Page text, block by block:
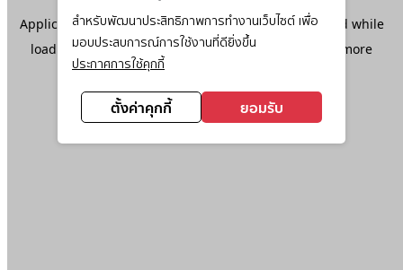
สำหรับพัฒนาประสิทธิภาพการทำงานเว็บไซต์ เพื่อ
มอบประสบการณ์การใช้งานที่ดียิ่งขึ้น
ประกาศการใช้คุกกี้
ตั้งค่าคุกกี้ ยอมรับ
Application error: aclient-side exception has occurred while
loadingwww.ktc.co.th(see the browser console
for more
information).